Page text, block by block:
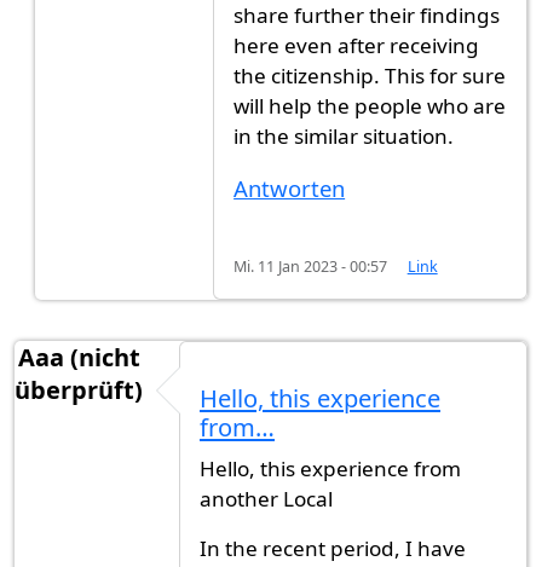
share further their findings
here even after receiving
the citizenship. This for sure
will help the people who are
in the similar situation.
Antworten
Mi. 11 Jan 2023 - 00:57 Link
Aaa (nicht
überprüft)
Hello, this experience
from…
Hello, this experience from
another Local
In the recent period, I have